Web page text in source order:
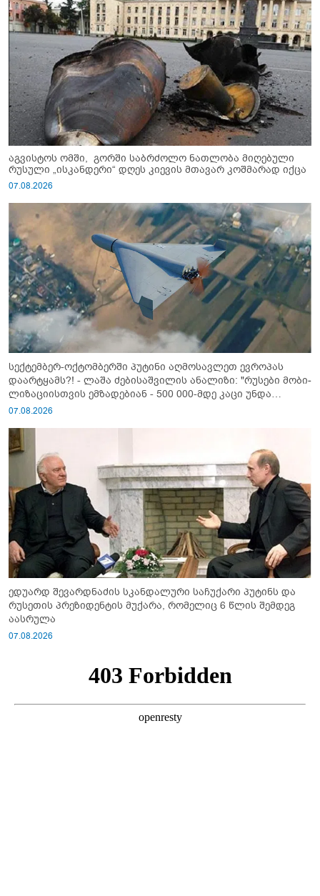
აგვისტოს ომში, გორში საბრძოლო ნათლობა მიღებული
რუსული „ისკანდერი“ დღეს კიევის მთავარ კოშმარად იქცა
07.08.2026
სექტემბერ-ოქტომბერში პუტინი აღმოსავლეთ ევროპას
დაარტყამს?! - ლაშა ძებისაშვილის ანალიზი: "რუსები მობი­
ლიზაციისთვის ემზადებიან - 500 000-მდე კაცი უნდა
გაიწვიონ ომში"
07.08.2026
ედუარდ შევარდნაძის სკანდალური საჩუქარი პუტინს და
რუსეთის პრეზიდენტის მუქარა, რომელიც 6 წლის შემდეგ
აასრულა
07.08.2026